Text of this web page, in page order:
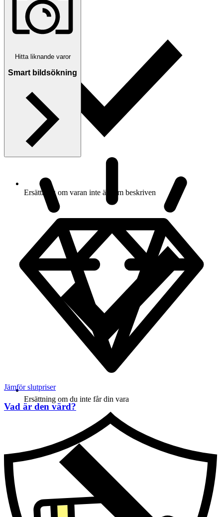
Ersättning om varan inte är som beskriven
Ersättning om du inte får din vara
Hitta liknande varor
Smart bildsökning
Jämför slutpriser
Vad är den värd?